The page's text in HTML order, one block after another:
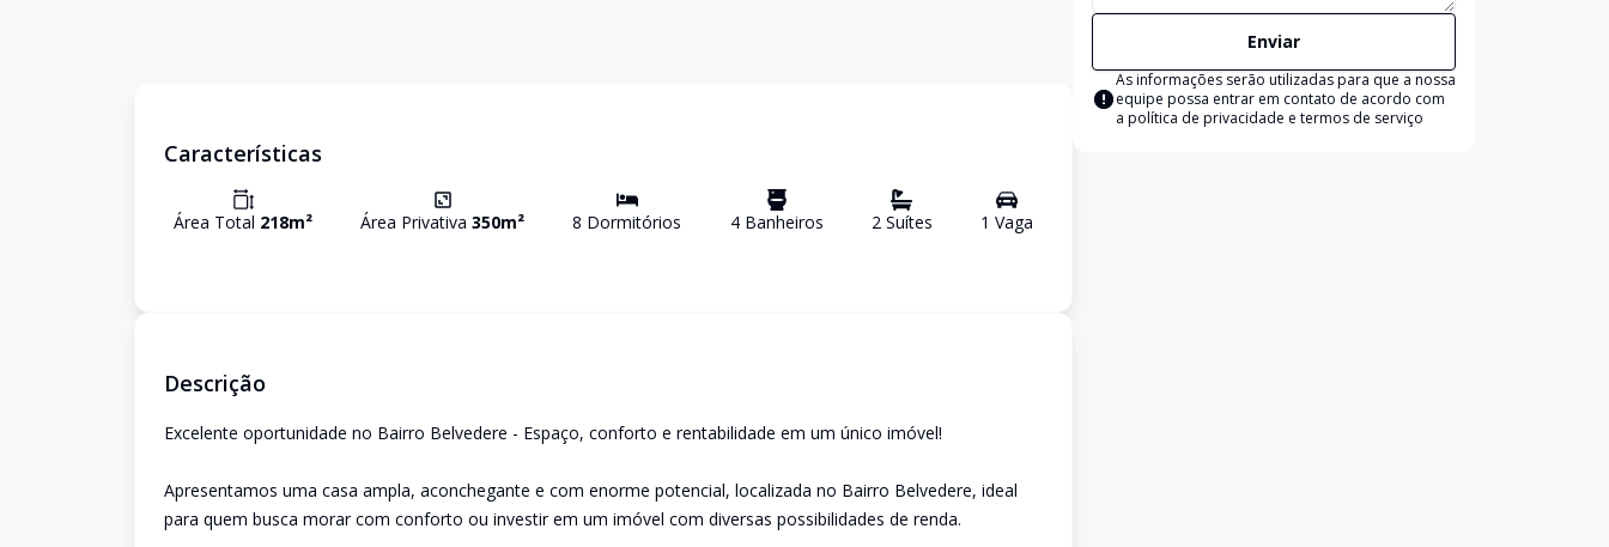
Características
Área Total 218m² Área Privativa350m² 8 Dormitórios 4Banheiros 2Suítes 1 Vaga
Descrição
Excelente oportunidade no Bairro Belvedere - Espaço, conforto e rentabilidade em um único imóvel!
Apresentamos uma casa ampla, aconchegante e com enorme potencial, localizada no Bairro Belvedere, ideal
para quem busca morar com conforto ou investir em um imóvel com diversas possibilidades de renda.
Enviar
As informações serão utilizadas para que a nossa
equipe possa entrar em contato de acordo com
a política de privacidade e termos de serviço